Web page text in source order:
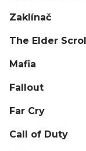
Zaklínač
The Elder
Mafia
Fallout
Far Cry
Call of Duty